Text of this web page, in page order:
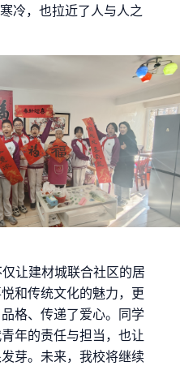
冷，也拉近了人与人之
让建材城联合社区的居
和传统文化的魅力，更
格、传递了爱心。同学
年的责任与担当，也让
芽。未来，我校将继续